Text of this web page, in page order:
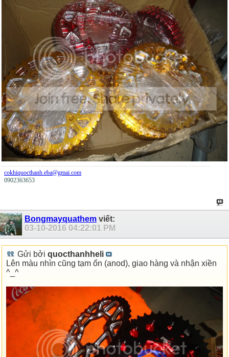
cokhiquocthanh.eba@gmai.com
0902363653
Bongmayquathem viết:
03-10-2016 04:22:01 PM
Gửi bởi quocthanhheli
Lên màu nhìn cũng tạm ổn (anod), giao hàng và nhận xiền
^_^